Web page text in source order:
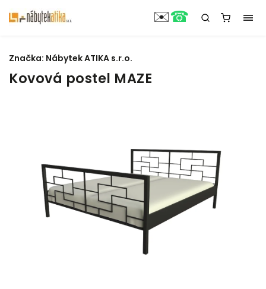
Kovová postel MAZE
Značka: Nábytek ATIKA s.r.o.
✉️☎